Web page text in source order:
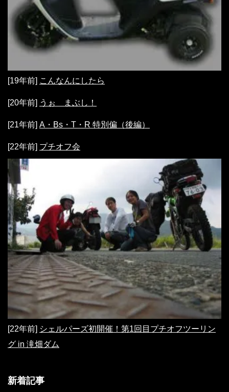
[19年前] こんなんにしたら
[20年前] うぉ まぶし！
[21年前] A・Bs・T・R 特別偏（後編）
[22年前] プチオフ会
[22年前] シェルパーズ初開催！第1回目プチオフツーリン
グ in 滝畑ダム
新着記事